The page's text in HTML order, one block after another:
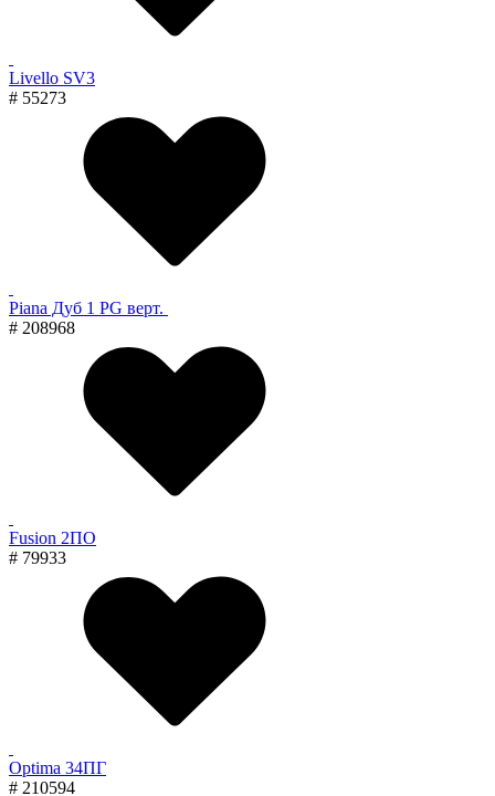
Livello SV3
# 55273
Piana Дуб 1 PG верт.
# 208968
Fusion 2ПО
# 79933
Optima 34ПГ
# 210594